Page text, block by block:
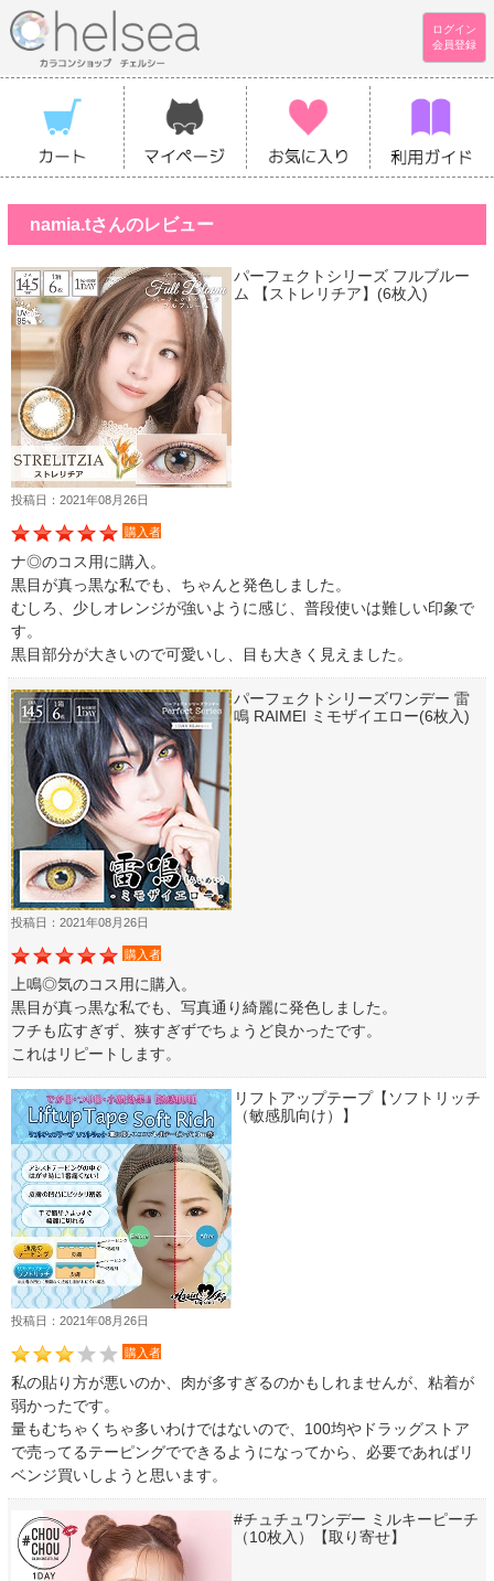
ログイン
会員登録
namia.tさんのレビュー
パーフェクトシリーズ フルブルー
ム 【ストレリチア】(6枚入)
投稿日：2021年08月26日
購入者
ナ◎のコス用に購入。
黒目が真っ黒な私でも、ちゃんと発色しました。
むしろ、少しオレンジが強いように感じ、普段使いは難しい印象で
す。
黒目部分が大きいので可愛いし、目も大きく見えました。
パーフェクトシリーズワンデー 雷
鳴 RAIMEI ミモザイエロー(6枚入)
投稿日：2021年08月26日
購入者
上鳴◎気のコス用に購入。
黒目が真っ黒な私でも、写真通り綺麗に発色しました。
フチも広すぎず、狭すぎずでちょうど良かったです。
これはリピートします。
リフトアップテープ【ソフトリッチ
（敏感肌向け）】
投稿日：2021年08月26日
購入者
私の貼り方が悪いのか、肉が多すぎるのかもしれませんが、粘着が
弱かったです。
量もむちゃくちゃ多いわけではないので、100均やドラッグストア
で売ってるテーピングでできるようになってから、必要であればリ
ベンジ買いしようと思います。
#チュチュワンデー ミルキーピーチ
（10枚入）【取り寄せ】